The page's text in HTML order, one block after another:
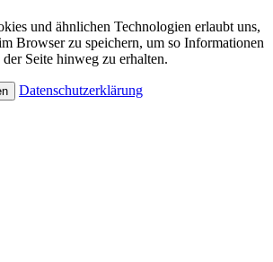
und ähnlichen Technologien erlaubt uns,
Browser zu speichern, um so Informationen
Seite hinweg zu erhalten.
Datenschutzerklärung